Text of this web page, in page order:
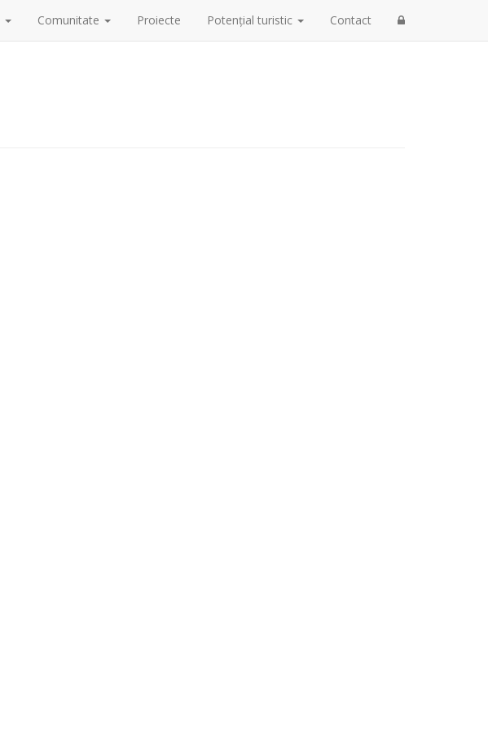
Comunitate Proiecte Potențial turistic Contact